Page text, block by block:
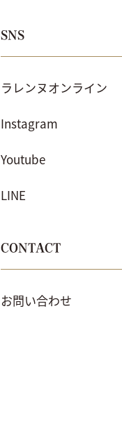
SNS
ラレンヌオンライン
Instagram
Youtube
LINE
CONTACT
お問い合わせ